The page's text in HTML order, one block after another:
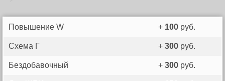
Повышение W + 100 руб.
Схема Г + 300 руб.
Бездобавочный + 300 руб.